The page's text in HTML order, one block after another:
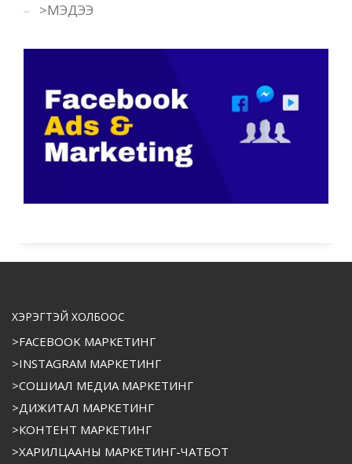
>МЭДЭЭ
ХЭРЭГТЭЙ ХОЛБООС
>FACEBOOK МАРКЕТИНГ
>INSTAGRAM МАРКЕТИНГ
>СОШИАЛ МЕДИА МАРКЕТИНГ
>ДИЖИТАЛ МАРКЕТИНГ
>КОНТЕНТ МАРКЕТИНГ
>ХАРИЛЦААНЫ МАРКЕТИНГ-ЧАТБОТ